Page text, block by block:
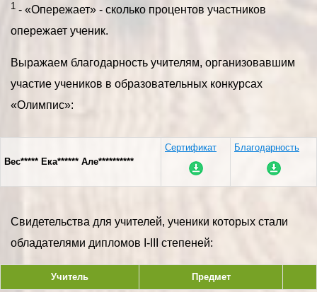
1 - «Опережает» - сколько процентов участников
опережает ученик.
Выражаем благодарность учителям, организовавшим
участие учеников в образовательных конкурсах
«Олимпис»:
Вес***** Ека****** Але**********
Сертификат Благодарность
Свидетельства для учителей, ученики которых стали
обладателями дипломов I-III степеней:
Учитель Предмет